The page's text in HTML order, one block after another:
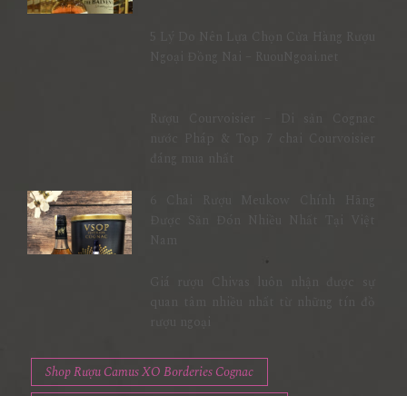
Shop Rượu Camus XO Borderies Cognac